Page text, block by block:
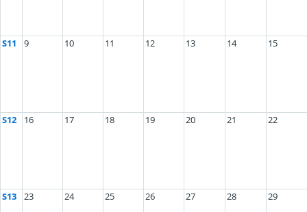
S11 9 10 11 12 13 14 15
S12 16 17 18 19 20 21 22
S13 23 24 25 26 27 28 29